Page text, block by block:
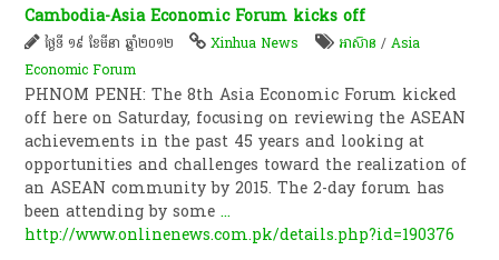
Cambodia-Asia Economic Forum kicks off
ថ្ងៃទី ១៩ ខែមីនា ឆ្នាំ២០១២ Xinhua News អាស៊ាន /Asia
Economic Forum
PHNOM PENH: The 8th Asia Economic Forum kicked
off here on Saturday, focusing on reviewing the ASEAN
achievements in the past 45 years and looking at
opportunities and challenges toward the realization of
an ASEAN community by 2015. The 2-day forum has
been attending by some...
http://www.onlinenews.com.pk/details.php?id=190376